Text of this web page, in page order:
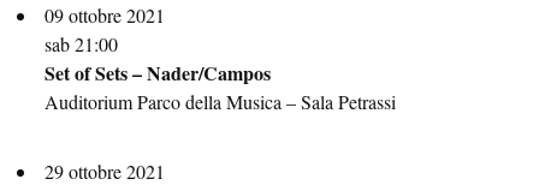
09 ottobre 2021
sab 21:00
Set of Sets – Nader/Campos
Auditorium Parco della Musica – Sala Petrassi
29 ottobre 2021